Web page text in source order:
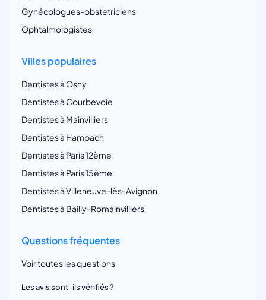
Gynécologues-obstetriciens
Ophtalmologistes
Villes populaires
Dentistes à Osny
Dentistes à Courbevoie
Dentistes à Mainvilliers
Dentistes à Hambach
Dentistes à Paris 12ème
Dentistes à Paris 15ème
Dentistes à Villeneuve-lès-Avignon
Dentistes à Bailly-Romainvilliers
Questions fréquentes
Voir toutes les questions
Les avis sont-ils vérifiés ?